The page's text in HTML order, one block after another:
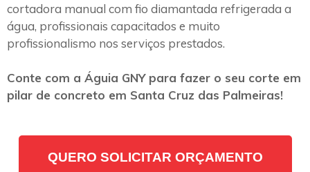
cortadora manual com fio diamantada refrigerada a
água, profissionais capacitados e muito
profissionalismo nos serviços prestados.
Conte com a Águia GNY para fazer o seu corte em
pilar de concreto em Santa Cruz das Palmeiras!
QUERO SOLICITAR ORÇAMENTO